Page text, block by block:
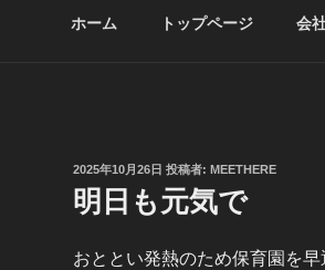
ホーム トップページ 会
投
稿
日:
2025年10月26日 投稿者: MEETHERE
明日も元気で
おととい発熱のため保育園を